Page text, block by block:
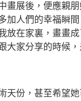
展後，便應親
加人們的幸福瞬
放在家裏，畫畫
大家分享的時候
天份，甚至希望